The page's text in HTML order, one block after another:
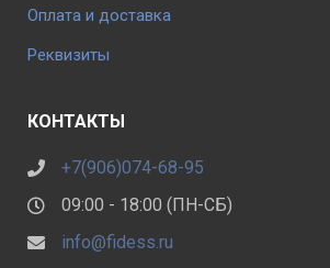
Оплата и доставка
Реквизиты
КОНТАКТЫ
+7(906)074-68-95
09:00 - 18:00 (ПН-СБ)
info@fidess.ru